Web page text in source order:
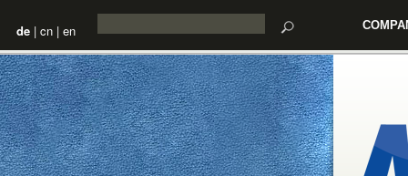
de | cn | en